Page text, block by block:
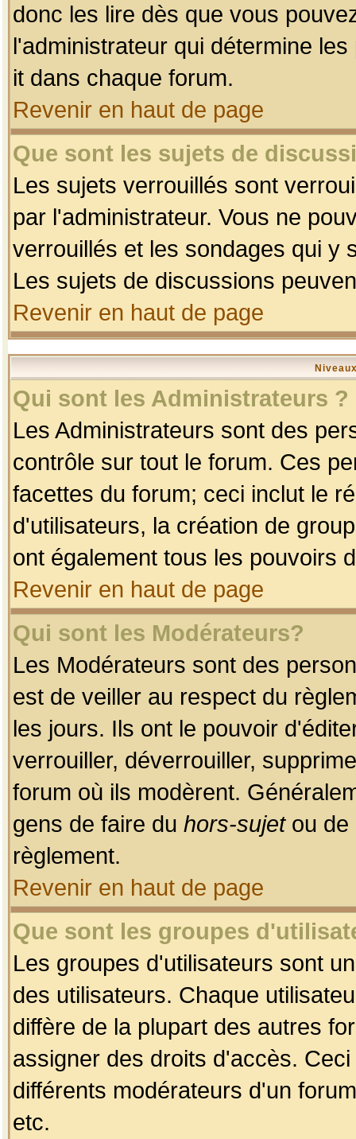
donc les lire dès que vous
l'administrateur qui détermine
it dans chaque forum.
Revenir en haut de page
Que sont les sujets de
Les sujets verrouillés sont
par l'administrateur. Vous ne
verrouillés et les sondages qui y
Les sujets de discussions
Revenir en haut de page
Qui sont les Administrateurs ?
Les Administrateurs sont des
contrôle sur tout le forum. Ces
facettes du forum; ceci inclut le
d'utilisateurs, la création de
ont également tous les pouvoirs
Revenir en haut de page
Qui sont les Modérateurs?
Les Modérateurs sont des
est de veiller au respect du
les jours. Ils ont le pouvoir
verrouiller, déverrouiller,
forum où ils modèrent.
gens de faire du hors-sujetou de
règlement.
Revenir en haut de page
Que sont les groupes
Les groupes d'utilisateurs sont
des utilisateurs. Chaque
diffère de la plupart des autres
assigner des droits d'accès.
différents modérateurs d'un
etc.